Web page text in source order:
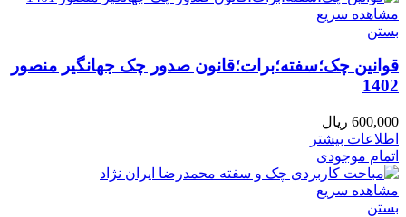
مشاهده سریع
بستن
قوانین چک؛سفته؛برات؛قانون صدور چک جهانگیر منصور
1402
600,000 ریال
اطلاعات بیشتر
اتمام موجودی
مشاهده سریع
بستن